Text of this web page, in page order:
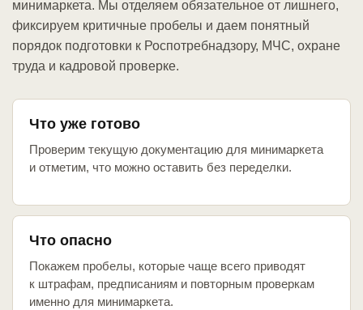
минимаркета. Мы отделяем обязательное от лишнего,
фиксируем критичные пробелы и даем понятный
порядок подготовки к Роспотребнадзору, МЧС, охране
труда и кадровой проверке.
Что уже готово
Проверим текущую документацию для минимаркета
и отметим, что можно оставить без переделки.
Что опасно
Покажем пробелы, которые чаще всего приводят
к штрафам, предписаниям и повторным проверкам
именно для минимаркета.